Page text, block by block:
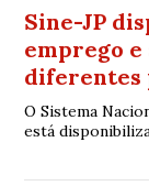
Sine-JP
emprego
diferentes
O Sistema
está